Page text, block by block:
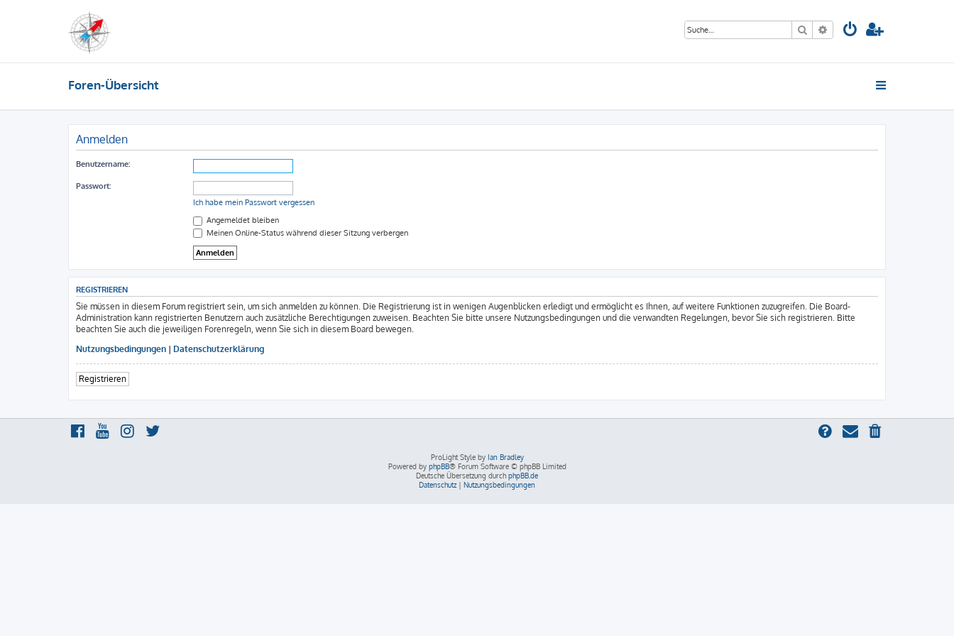
Suche Erweiterte Suche
Foren-Übersicht
Anmelden
Benutzername:
Passwort:
Ich habe mein Passwort vergessen
Angemeldet bleiben
Meinen Online-Status während dieser Sitzung verbergen
REGISTRIEREN
Sie müssen in diesem Forum registriert sein, um sich anmelden zu können. Die Registrierung ist in wenigen Augenblicken erledigt und ermöglicht es Ihnen, auf weitere Funktionen zuzugreifen. Die Board-
Administration kann registrierten Benutzern auch zusätzliche Berechtigungen zuweisen. Beachten Sie bitte unsere Nutzungsbedingungen und die verwandten Regelungen, bevor Sie sich registrieren. Bitte
beachten Sie auch die jeweiligen Forenregeln, wenn Sie sich in diesem Board bewegen.
Nutzungsbedingungen | Datenschutzerklärung
Registrieren
ProLight Style by Ian Bradley
Powered by phpBB® Forum Software © phpBB Limited
Deutsche Übersetzung durch phpBB.de
Datenschutz | Nutzungsbedingungen